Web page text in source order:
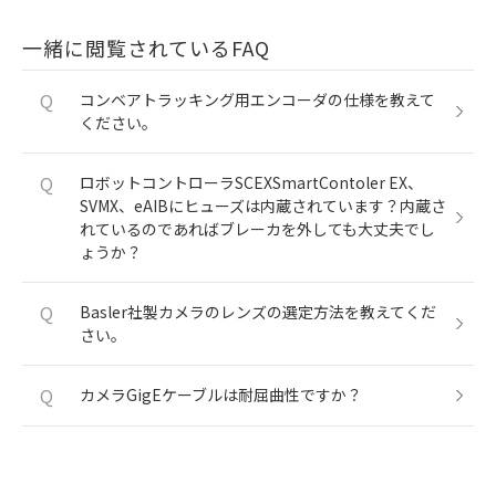
一緒に閲覧されているFAQ
Q
コンベアトラッキング用エンコーダの仕様を教えて
ください。
Q
ロボットコントローラSCEXSmartContoler EX、
SVMX、eAIBにヒューズは内蔵されています？内蔵さ
れているのであればブレーカを外しても大丈夫でし
ょうか？
Q
Basler社製カメラのレンズの選定方法を教えてくだ
さい。
Q カメラGigEケーブルは耐屈曲性ですか？